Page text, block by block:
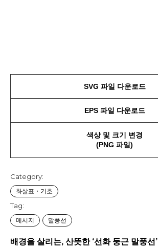
SVG 파일 다운로드
EPS 파일 다운로드
색상 및 크기 변경
(PNG 파일)
Category:
화살표・기호
Tag:
메시지 말풍선
배경을 살리는, 산뜻한 ‘선화 둥근 말풍선’